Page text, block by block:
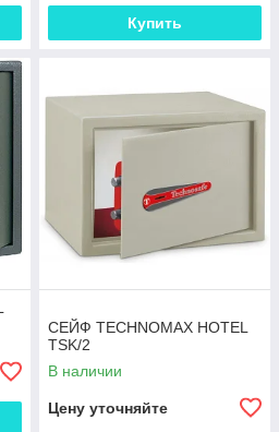
Купить
СЕЙФ TECHNOMAX HOTEL
TSK/2
В наличии
Цену уточняйте